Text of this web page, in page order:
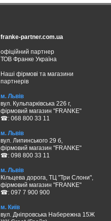
franke-partner.com.ua
офіційний партнер
ТОВ Франке Україна
Наші фірмові та магазини
партнерів
м. Львів
вул. Кульпарківська 226 г,
фірмовий магазин "FRANKE"
☎: 068 800 33 11
м. Львів
вул. Липинського 29 б,
фірмовий магазин "FRANKE"
☎: 098 800 33 11
м. Львів
Кільцева дорога, ТЦ "Три Слони",
фірмовий магазин "FRANKE"
☎: 097 7 900 900
м. Київ
вул. Дніпровська Набережна 15Ж